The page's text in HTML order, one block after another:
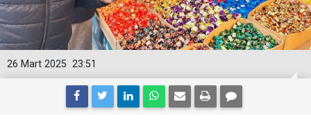
23:51
26 Mart 2025